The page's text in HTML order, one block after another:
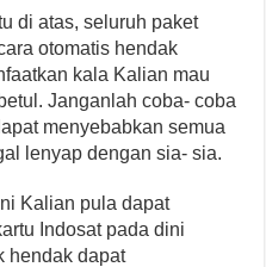
di atas, seluruh paket
otomatis hendak
kala Kalian mau
Janganlah coba- coba
menyebabkan semua
lenyap dengan sia- sia.
Kalian pula dapat
Indosat pada dini
hendak dapat